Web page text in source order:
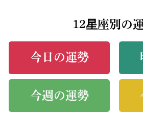
12星座別の
今日の運勢
今週の運勢